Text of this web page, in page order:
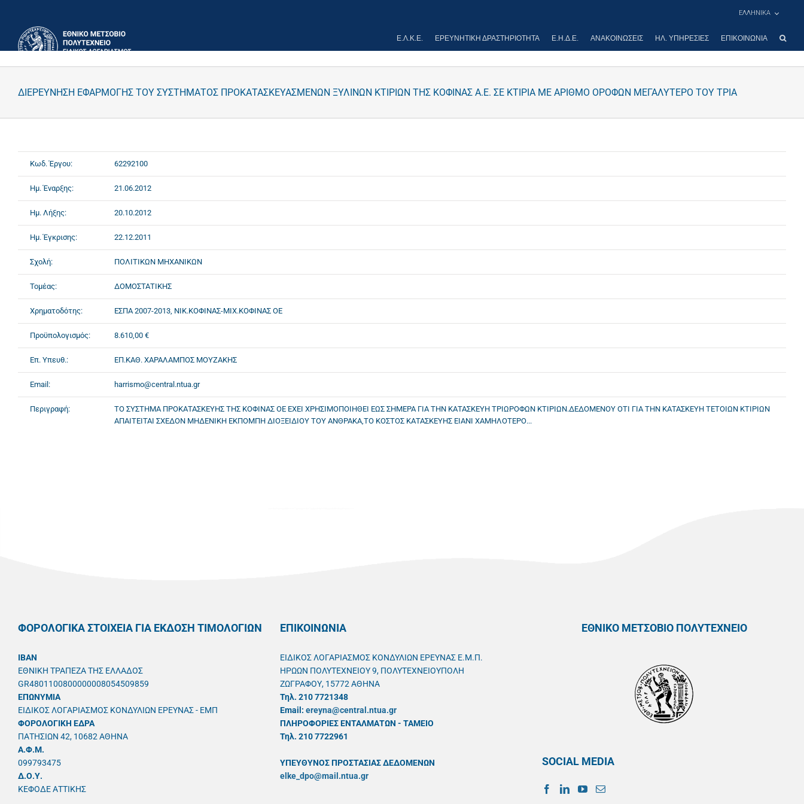
περιεχόμενο
ΕΛΛΗΝΙΚΑ
Ε.Λ.Κ.Ε. ΕΡΕΥΝΗΤΙΚΉ ΔΡΑΣΤΗΡΙΌΤΗΤΑ Ε.Η.Δ.Ε. ΑΝΑΚΟΙΝΏΣΕΙΣ ΗΛ. ΥΠΗΡΕΣΊΕΣ ΕΠΙΚΟΙΝΩΝΊΑ
ΔΙΕΡΕΥΝΗΣΗ ΕΦΑΡΜΟΓΗΣ ΤΟΥ ΣΥΣΤΗΜΑΤΟΣ ΠΡΟΚΑΤΑΣΚΕΥΑΣΜΕΝΩΝ ΞΥΛΙΝΩΝ ΚΤΙΡΙΩΝ ΤΗΣ ΚΟΦΙΝΑΣ Α.Ε. ΣΕ ΚΤΙΡΙΑ ΜΕ ΑΡΙΘΜΟ ΟΡΟΦΩΝ ΜΕΓΑΛΥΤΕΡΟ ΤΟΥ ΤΡΙΑ
Κωδ. Έργου: 62292100
Ημ. Έναρξης: 21.06.2012
Ημ. Λήξης: 20.10.2012
Ημ. Έγκρισης: 22.12.2011
Σχολή: ΠΟΛΙΤΙΚΩΝ ΜΗΧΑΝΙΚΩΝ
Τομέας: ΔΟΜΟΣΤΑΤΙΚΗΣ
Χρηματοδότης: ΕΣΠΑ 2007-2013, ΝΙΚ.ΚΟΦΙΝΑΣ-ΜΙΧ.ΚΟΦΙΝΑΣ ΟΕ
Προϋπολογισμός: 8.610,00 €
Επ. Υπευθ.: ΕΠ.ΚΑΘ. ΧΑΡΑΛΑΜΠΟΣ ΜΟΥΖΑΚΗΣ
Email: harrismo@central.ntua.gr
Περιγραφή:
ΤΟ ΣΥΣΤΗΜΑ ΠΡΟΚΑΤΑΣΚΕΥΗΣ ΤΗΣ ΚΟΦΙΝΑΣ ΟΕ ΕΧΕΙ ΧΡΗΣΙΜΟΠΟΙΗΘΕΙ ΕΩΣ ΣΗΜΕΡΑ ΓΙΑ ΤΗΝ ΚΑΤΑΣΚΕΥΗ ΤΡΙΩΡΟΦΩΝ ΚΤΙΡΙΩΝ.ΔΕΔΟΜΕΝΟΥ ΟΤΙ ΓΙΑ ΤΗΝ ΚΑΤΑΣΚΕΥΗ ΤΕΤΟΙΩΝ ΚΤΙΡΙΩΝ
ΑΠΑΙΤΕΙΤΑΙ ΣΧΕΔΟΝ ΜΗΔΕΝΙΚΗ ΕΚΠΟΜΠΗ ΔΙΟΞΕΙΔΙΟΥ ΤΟΥ ΑΝΘΡΑΚΑ,ΤΟ ΚΟΣΤΟΣ ΚΑΤΑΣΚΕΥΗΣ ΕΙΑΝΙ ΧΑΜΗΛΟΤΕΡΟ...
ΦΟΡΟΛΟΓΙΚΑ ΣΤΟΙΧΕΙΑ ΓΙΑ ΕΚΔΟΣΗ ΤΙΜΟΛΟΓΙΩΝ
IBAN
ΕΘΝΙΚΗ ΤΡΑΠΕΖΑ ΤΗΣ ΕΛΛΑΔΟΣ
GR4801100800000008054509859
ΕΠΩΝΥΜΙΑ
ΕΙΔΙΚΟΣ ΛΟΓΑΡΙΑΣΜΟΣ ΚΟΝΔΥΛΙΩΝ ΕΡΕΥΝΑΣ - ΕΜΠ
ΦΟΡΟΛΟΓΙΚΗ ΕΔΡΑ
ΠΑΤΗΣΙΩΝ 42, 10682 ΑΘΗΝΑ
A.Φ.Μ.
099793475
Δ.Ο.Υ.
ΚΕΦΟΔΕ ΑΤΤΙΚΗΣ
ΕΠΙΚΟΙΝΩΝΙΑ
ΕΙΔΙΚΟΣ ΛΟΓΑΡΙΑΣΜΟΣ ΚΟΝΔΥΛΙΩΝ ΕΡΕΥΝΑΣ Ε.Μ.Π.
ΗΡΩΩΝ ΠΟΛΥΤΕΧΝΕΙΟΥ 9, ΠΟΛΥΤΕΧΝΕΙΟΥΠΟΛΗ
ΖΩΓΡΑΦΟΥ, 15772 ΑΘΗΝΑ
Τηλ. 210 7721348
Email: ereyna@central.ntua.gr
ΠΛΗΡΟΦΟΡΙΕΣ ΕΝΤΑΛΜΑΤΩΝ - ΤΑΜΕΙΟ
Τηλ. 210 7722961
ΥΠΕΥΘYΝΟΣ ΠΡΟΣΤΑΣΙΑΣ ΔΕΔΟΜΕΝΩΝ
elke_dpo@mail.ntua.gr
ΕΘΝΙΚΟ ΜΕΤΣΟΒΙΟ ΠΟΛΥΤΕΧΝΕΙΟ
SOCIAL MEDIA